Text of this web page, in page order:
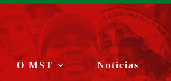
O MST Notícias